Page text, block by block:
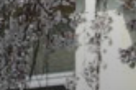
/home/sakurazuka/sakurazuka.ed.jp/
t/themes/sakurazuka_2020/header.php